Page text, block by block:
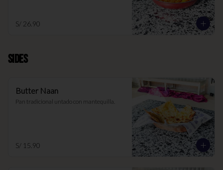
S/ 26.90
SIDES
Butter Naan
Pan tradicional untado con mantequilla.
S/ 15.90